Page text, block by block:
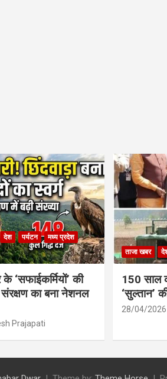
देश पर्यटन
मध्य प्रदेश
के ‘सफाईकर्मियों’ की
संरक्षण का बना नेशनल
Prajapati
ताजा खबर
150 साल
‘सुल्तान’
28/04/2026